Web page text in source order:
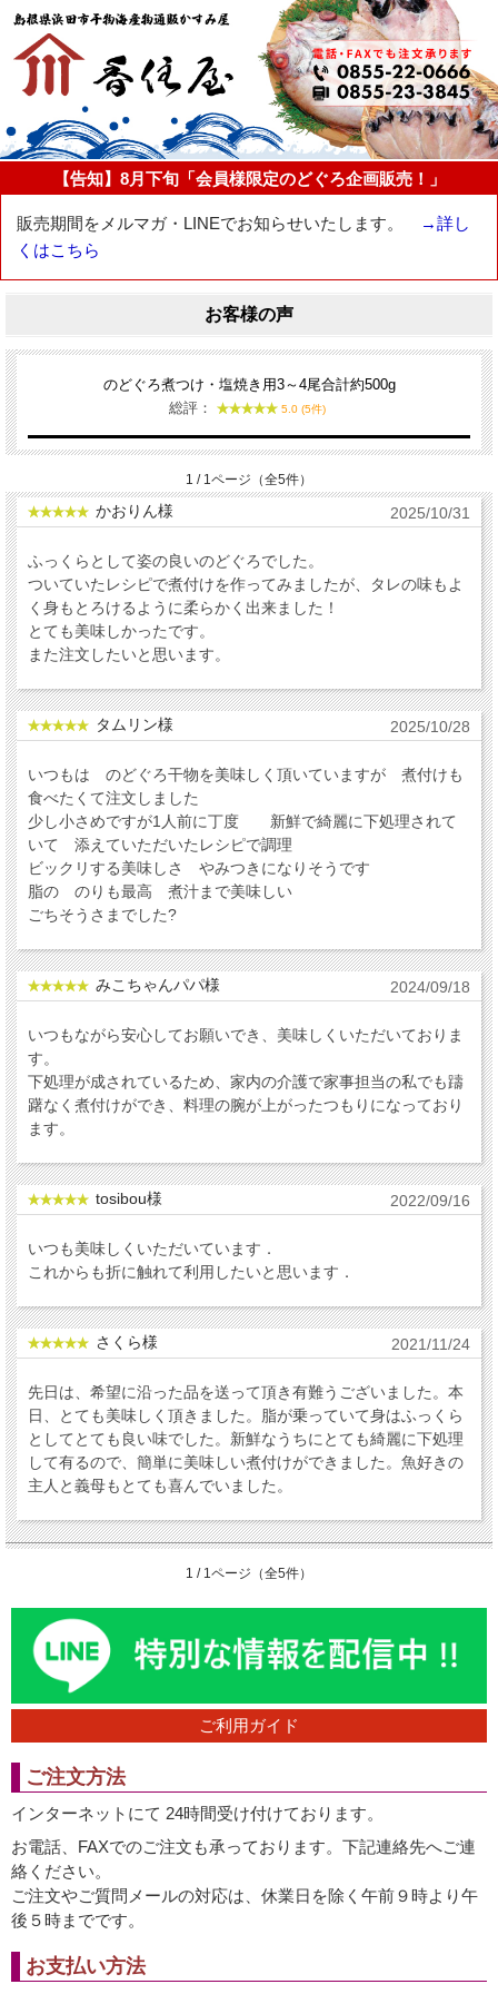
【告知】8月下旬「会員様限定のどぐろ企画販売！」
販売期間をメルマガ・LINEでお知らせいたします。
→詳し
くはこちら
お客様の声
のどぐろ煮つけ・塩焼き用3～4尾合計約500g
総評：
5.0 (5件)
1 / 1ページ（全5件）
かおりん様 2025/10/31
ふっくらとして姿の良いのどぐろでした。
ついていたレシピで煮付けを作ってみましたが、タレの味もよ
く身もとろけるように柔らかく出来ました！
とても美味しかったです。
また注文したいと思います。
タムリン様 2025/10/28
いつもは のどぐろ干物を美味しく頂いていますが 煮付けも
食べたくて注文しました
少し小さめですが1人前に丁度 新鮮で綺麗に下処理されて
いて 添えていただいたレシピで調理
ビックリする美味しさ やみつきになりそうです
脂の のりも最高 煮汁まで美味しい
ごちそうさまでした?
みこちゃんパパ様 2024/09/18
いつもながら安心してお願いでき、美味しくいただいておりま
す。
下処理が成されているため、家内の介護で家事担当の私でも躊
躇なく煮付けができ、料理の腕が上がったつもりになっており
ます。
tosibou様 2022/09/16
いつも美味しくいただいています．
これからも折に触れて利用したいと思います．
さくら様 2021/11/24
先日は、希望に沿った品を送って頂き有難うございました。本
日、とても美味しく頂きました。脂が乗っていて身はふっくら
としてとても良い味でした。新鮮なうちにとても綺麗に下処理
して有るので、簡単に美味しい煮付けができました。魚好きの
主人と義母もとても喜んでいました。
1 / 1ページ（全5件）
ご利用ガイド
ご注文方法
インターネットにて 24時間受け付けております。
お電話、FAXでのご注文も承っております。下記連絡先へご連
絡ください。
ご注文やご質問メールの対応は、休業日を除く午前９時より午
後５時までです。
お支払い方法